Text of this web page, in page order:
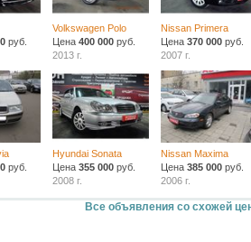
руб.
Volkswagen Polo
Цена 400 000руб.
2013 г.
Nissan Primera
Цена 370 000руб.
2007 г.
руб.
Hyundai Sonata
Цена 355 000руб.
2008 г.
Nissan Maxima
Цена 385 000руб.
2006 г.
Все объявления со схожей